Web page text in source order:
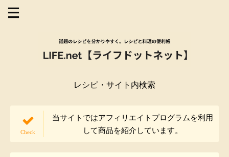
レシピ・サイト内検索
当サイトではアフィリエイトプログラムを利用
して商品を紹介しています。